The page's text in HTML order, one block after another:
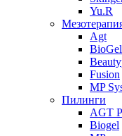
Yu.R
Agt
BioGel
Fusion
MP
Пилинги
AGT
Biogel